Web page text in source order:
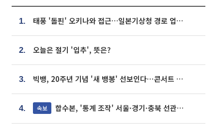
1. 태풍 '돌핀' 오키나와 접근…일본기상청 경로 업데이트
2. 오늘은 절기 '입추', 뜻은?
3. 빅뱅, 20주년 기념 '새 뱅봉' 선보인다⋯콘서트 앞두고 팝업 개최
4. 속보 합수본, '통계 조작' 서울·경기·충북 선관위 등 추가 압수수색